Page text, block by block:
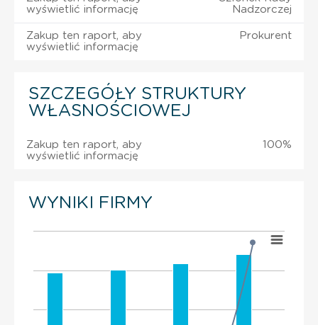
wyświetlić informację
Nadzorczej
Zakup ten raport, aby
wyświetlić informację
Prokurent
SZCZEGÓŁY STRUKTURY
WŁASNOŚCIOWEJ
Zakup ten raport, aby
wyświetlić informację
100%
WYNIKI FIRMY